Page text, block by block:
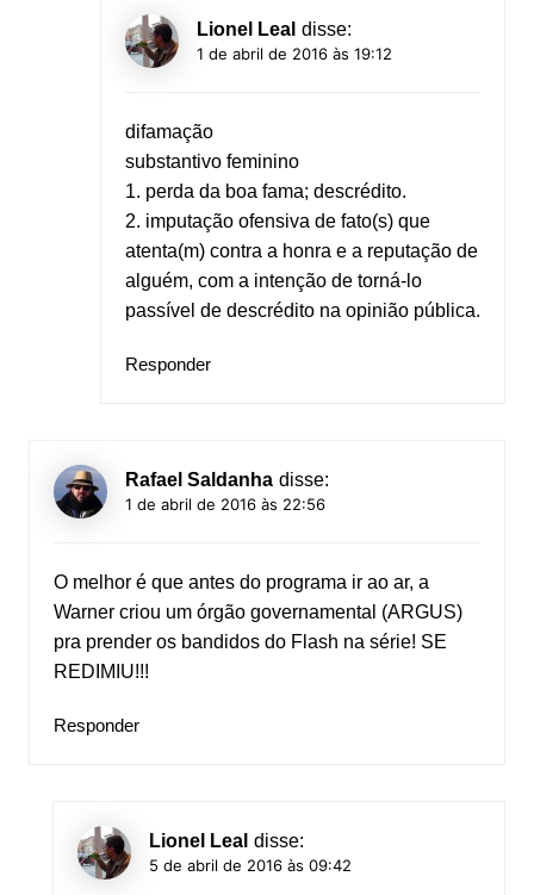
Lionel Leal disse:
1 de abril de 2016 às 19:12
difamação
substantivo feminino
1. perda da boa fama; descrédito.
2. imputação ofensiva de fato(s) que
atenta(m) contra a honra e a reputação de
alguém, com a intenção de torná-lo
passível de descrédito na opinião pública.
Responder
Rafael Saldanha disse:
1 de abril de 2016 às 22:56
O melhor é que antes do programa ir ao ar, a
Warner criou um órgão governamental (ARGUS)
pra prender os bandidos do Flash na série! SE
REDIMIU!!!
Responder
Lionel Leal disse:
5 de abril de 2016 às 09:42